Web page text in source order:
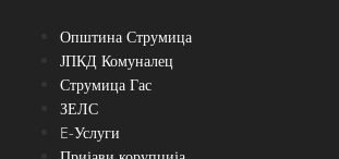
Општина Струмица
ЈПКД Комуналец
Струмица Гас
ЗЕЛС
E-Услуги